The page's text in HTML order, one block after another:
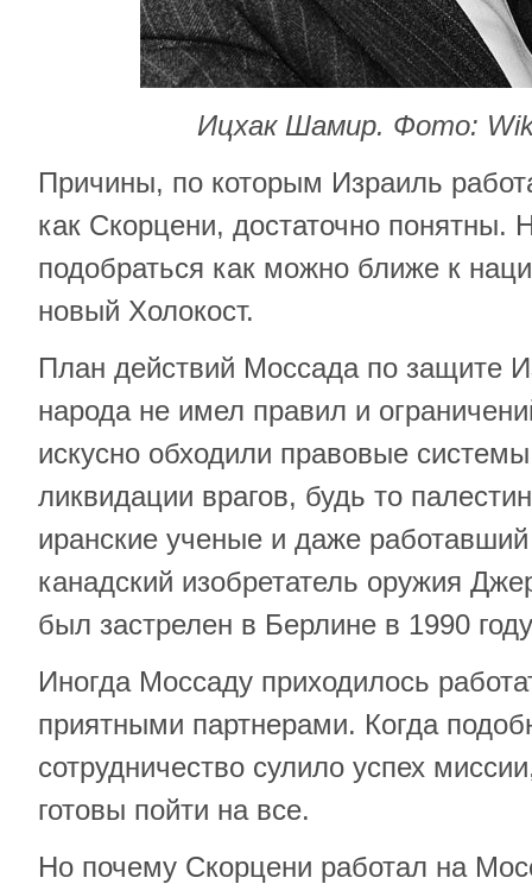
Ицхак Шамир. Фото:
Причины, по которым Израиль
как Скорцени, достаточно понятны.
подобраться как можно ближе к
новый Холокост.
План действий Моссада по защите
народа не имел правил и
искусно обходили правовые
ликвидации врагов, будь то
иранские ученые и даже
канадский изобретатель оружия
был застрелен в Берлине в 1990
Иногда Моссаду приходилось
приятными партнерами. Когда
сотрудничество сулило успех
готовы пойти на все.
Но почему Скорцени работал на